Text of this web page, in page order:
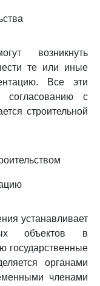
возникнуть
те или иные
Все эти
согласованию с
строительной
устанавливает
объектов в
государственные
органами
членами